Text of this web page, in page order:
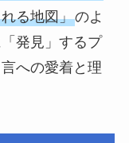
る地図」のよ
発見」するプ
への愛着と理